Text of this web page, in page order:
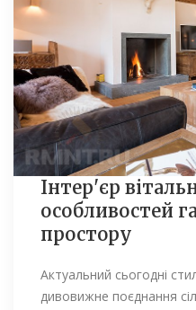
Інтер'єр
особливостей
простору
Актуальний сьогодні
дивовижне поєднання